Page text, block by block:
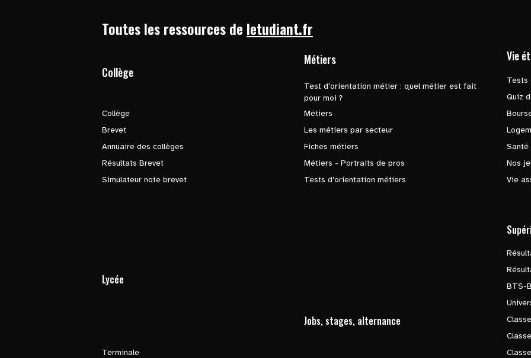
Toutes les ressources de letudiant.fr
Collège
Collège
Brevet
Annuaire des collèges
Résultats Brevet
Simulateur note brevet
Métiers
Test d'orientation métier : quel métier est fait
pour moi ?
Métiers
Les métiers par secteur
Fiches métiers
Métiers - Portraits de pros
Tests d'orientation métiers
Vie
Tests
Quiz
Santé
Nos
Vie
Lycée
Terminale
Jobs, stages, alternance
BTS-